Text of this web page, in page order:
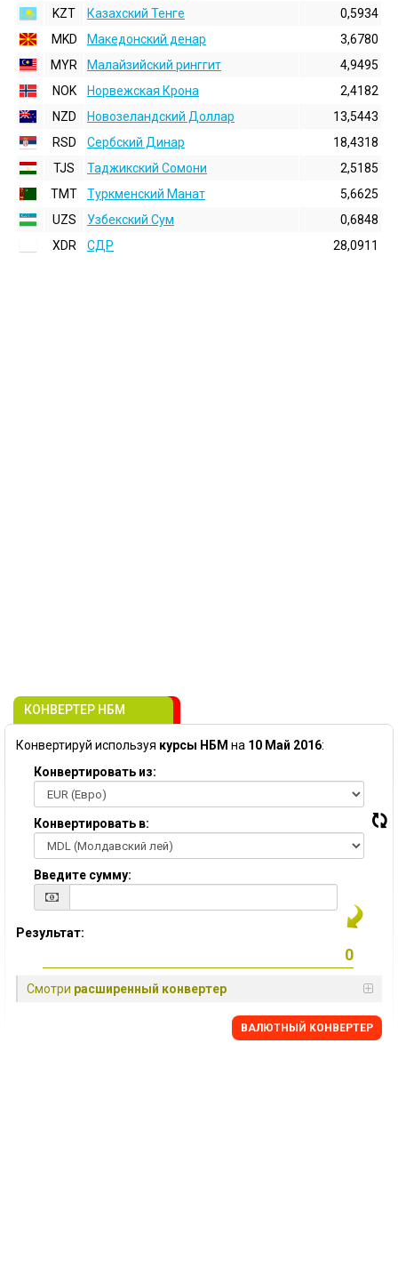
KZT
Казахский Тенге
0,5934
MKD
Македонский денар
3,6780
MYR
Малайзийский ринггит
4,9495
NOK
Норвежская Крона
2,4182
NZD
Новозеландский Доллар
13,5443
RSD
Сербский Динар
18,4318
TJS
Таджикский Сомони
2,5185
TMT
Туркменский Манат
5,6625
UZS
Узбекский Сум
0,6848
XDR
СДР 28,0911
КОНВЕРТЕР НБМ
Конвертируй используя курсы НБМ на 10 Май 2016:
Конвертировать из:
Конвертировать в:
Введите сумму:
Результат:
Смотри расширенный конвертер
BАЛЮТНЫЙ KОНВЕРТЕР